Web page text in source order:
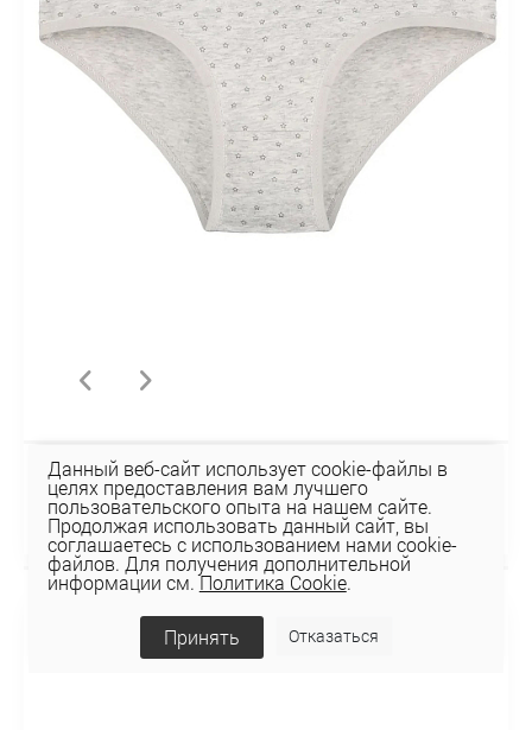
Трусы 318136
10,94 руб
НОВИНКА
Данный веб-сайт использует cookie-файлы в
целях предоставления вам лучшего
пользовательского опыта на нашем сайте.
Продолжая использовать данный сайт, вы
соглашаетесь с использованием нами cookie-
файлов. Для получения дополнительной
информации см.Политика Cookie.
Принять Отказаться